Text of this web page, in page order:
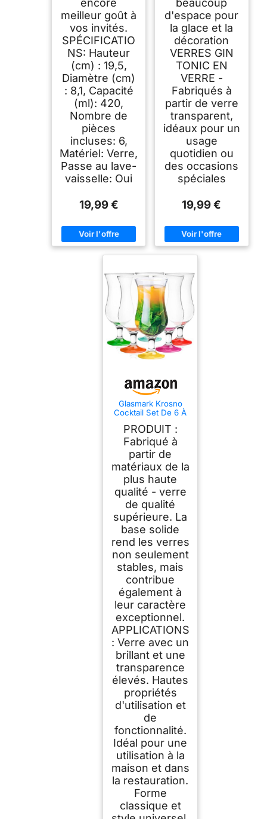
encore
meilleur goût à
vos invités.
SPÉCIFICATIO
NS: Hauteur
(cm) : 19,5,
Diamètre (cm)
: 8,1, Capacité
(ml): 420,
Nombre de
pièces
incluses: 6,
Matériel: Verre,
Passe au lave-
vaisselle: Oui
19,99 €
beaucoup
d'espace pour
la glace et la
décoration
VERRES GIN
TONIC EN
VERRE -
Fabriqués à
partir de verre
transparent,
idéaux pour un
usage
quotidien ou
des occasions
spéciales
19,99 €
Glasmark Krosno
Cocktail Set De 6 À
Verre À Cocktail Gin
Eau Mix
PRODUIT :
Fabriqué à
partir de
matériaux de la
plus haute
qualité - verre
de qualité
supérieure. La
base solide
rend les verres
non seulement
stables, mais
contribue
également à
leur caractère
exceptionnel.
APPLICATIONS
: Verre avec un
brillant et une
transparence
élevés. Hautes
propriétés
d'utilisation et
de
fonctionnalité.
Idéal pour une
utilisation à la
maison et dans
la restauration.
Forme
classique et